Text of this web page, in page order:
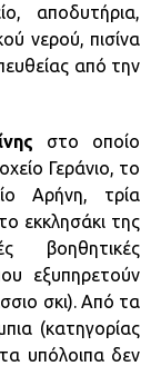
αποδυτήρια,
νερού, πισίνα
από την
στο οποίο
Γεράνιο, το
Αρήνη, τρία
εκκλησάκι της
βοηθητικές
εξυπηρετούν
σκι). Από τα
(κατηγορίας
υπόλοιπα δεν